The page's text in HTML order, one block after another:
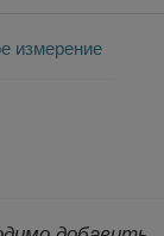
измерение